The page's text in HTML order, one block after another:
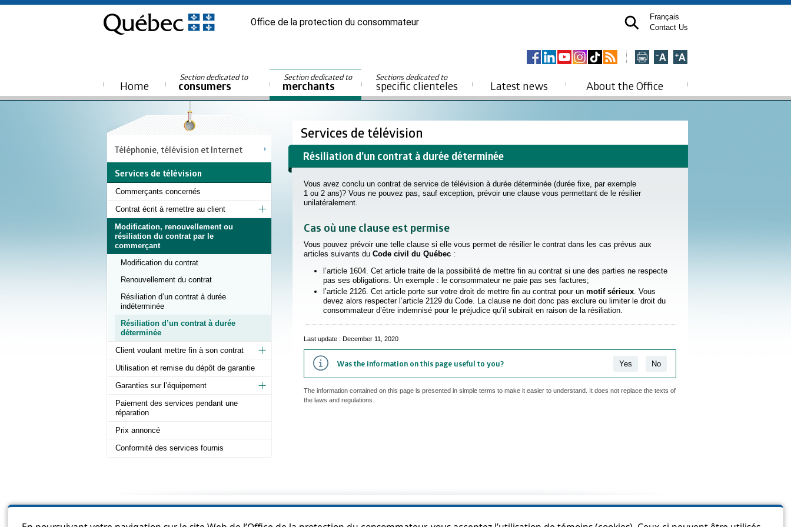
Office de la protection du consommateur
Français
Contact Us
Home
Section dedicated to
consumers
Section dedicated to
merchants
Sections dedicated to
specific clienteles Latest news About the Office
Téléphonie, télévision et Internet
Services de télévision
Commerçants concernés
Contrat écrit à remettre au client
Modification, renouvellement ou
résiliation du contrat par le
commerçant
Modification du contrat
Renouvellement du contrat
Résiliation d’un contrat à durée
indéterminée
Résiliation d’un contrat à durée
déterminée
Client voulant mettre fin à son contrat
Utilisation et remise du dépôt de garantie
Garanties sur l’équipement
Paiement des services pendant une
réparation
Prix annoncé
Conformité des services fournis
Services de télévision
Résiliation d’un contrat à durée déterminée
Vous avez conclu un contrat de service de télévision à durée déterminée (durée fixe, par exemple
1 ou 2 ans)? Vous ne pouvez pas, sauf exception, prévoir une clause vous permettant de le résilier
unilatéralement.
Cas où une clause est permise
Vous pouvez prévoir une telle clause si elle vous permet de résilier le contrat dans les cas prévus aux
articles suivants du Code civil du Québec :
l’article 1604. Cet article traite de la possibilité de mettre fin au contrat si une des parties ne respecte
pas ses obligations. Un exemple : le consommateur ne paie pas ses factures;
l’article 2126. Cet article porte sur votre droit de mettre fin au contrat pour un motif sérieux. Vous
devez alors respecter l’article 2129 du Code. La clause ne doit donc pas exclure ou limiter le droit du
consommateur d’être indemnisé pour le préjudice qu’il subirait en raison de la résiliation.
Last update : December 11, 2020
Was the information on this page useful to you? Yes No
The information contained on this page is presented in simple terms to make it easier to understand. It does not replace the texts of
the laws and regulations.